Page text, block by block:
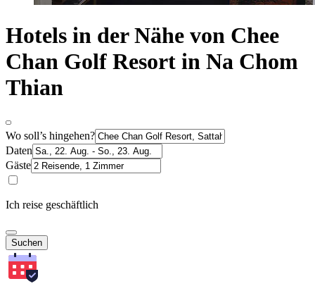
Hotels in der Nähe von Chee
Chan Golf Resort in Na Chom
Thian
Wo soll’s hingehen?
Daten
Gäste
Ich reise geschäftlich
Suchen